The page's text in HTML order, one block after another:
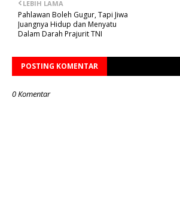
LEBIH LAMA
Pahlawan Boleh Gugur, Tapi Jiwa
Juangnya Hidup dan Menyatu
Dalam Darah Prajurit TNI
POSTING KOMENTAR
0 Komentar